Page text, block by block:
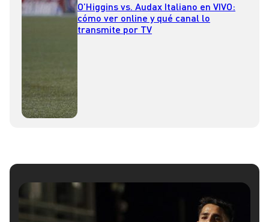
O’Higgins vs. Audax Italiano en VIVO:
cómo ver online y qué canal lo
transmite por TV